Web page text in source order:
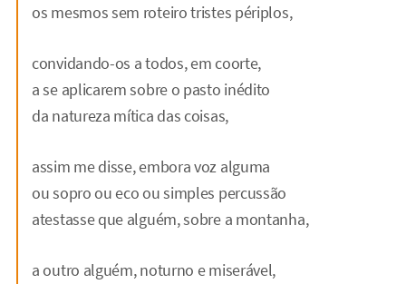
os mesmos sem roteiro tristes périplos,
convidando-os a todos, em coorte,
a se aplicarem sobre o pasto inédito
da natureza mítica das coisas,
assim me disse, embora voz alguma
ou sopro ou eco ou simples percussão
atestasse que alguém, sobre a montanha,
a outro alguém, noturno e miserável,